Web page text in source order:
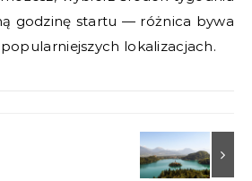
godzinę startu — różnica bywa
lokalizacjach.